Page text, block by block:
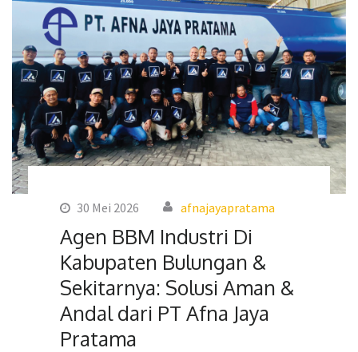
30 Mei 2026 afnajayapratama
Agen BBM Industri Di
Kabupaten Bulungan &
Sekitarnya: Solusi Aman &
Andal dari PT Afna Jaya
Pratama